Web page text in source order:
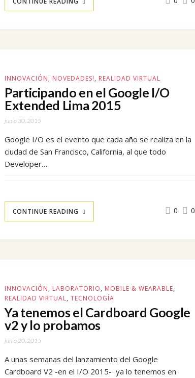
INNOVACIÓN, NOVEDADES!, REALIDAD VIRTUAL
Participando en el Google I/O
Extended Lima 2015
junio 30, 2015
Google I/O es el evento que cada año se realiza en la
ciudad de San Francisco, California, al que todo
Developer…
CONTINUE READING 0 0
INNOVACIÓN, LABORATORIO, MOBILE & WEARABLE,
REALIDAD VIRTUAL, TECNOLOGÍA
Ya tenemos el Cardboard Google
v2 y lo probamos
junio 20, 2015
A unas semanas del lanzamiento del Google
Cardboard V2 -en el I/O 2015- ya lo tenemos en